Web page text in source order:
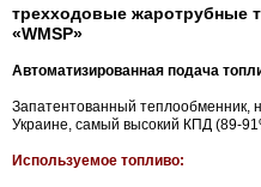
трехходовые жаротрубные
«WMSP»
Автоматизированная подача
Запатентованный теплообменник,
Украине, самый высокий КПД (89-
Используемое топливо: